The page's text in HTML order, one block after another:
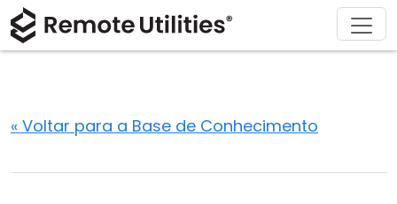
« Voltar para a Base de Conhecimento
Produto
Soluções
Baixar
Comprar
Suporte
Sobre